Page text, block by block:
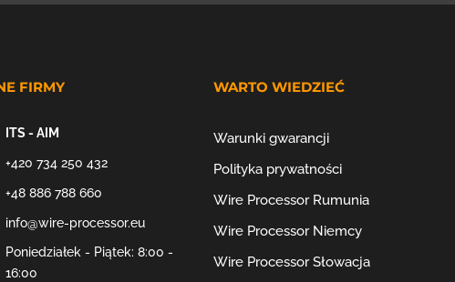
FIRMY
ITS - AIM
+420 734 250 432
+48 886 788 660
info@wire-processor.eu
Poniedziałek - Piątek: 8:00 -
16:00
WARTO WIEDZIEĆ
Warunki gwarancji
Polityka prywatności
Wire Processor Rumunia
Wire Processor Niemcy
Wire Processor Słowacja